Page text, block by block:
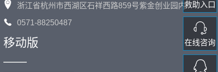
救助入口
在线咨询
浙江省杭州市西湖区石祥西路859号紫金创业园内
0571-88250487
移动版
——